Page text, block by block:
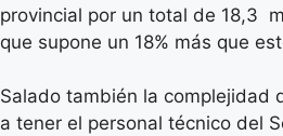
provincial por un total de 18,3
que supone un 18% más que
Salado también la complejidad
a tener el personal técnico del